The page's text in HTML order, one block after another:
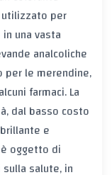
per
una vasta
analcoliche
per le merendine,
farmaci. La
dal basso costo
e
oggetto di
salute, in